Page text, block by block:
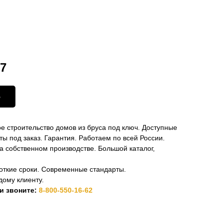
домов из бруса под ключ. Доступные
под заказ. Гарантия. Работаем по всей России.
производстве. Большой каталог,
сроки. Современные стандарты.
клиенту.
звоните: 8-800-550-16-62